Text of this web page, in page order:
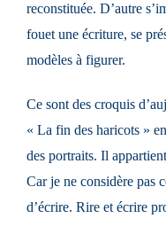
reconstituée. D’autre
fouet une écriture, se
modèles à figurer.
Ce sont des croquis
« La fin des haricots »
des portraits. Il
Car je ne considère pas
d’écrire. Rire et écrire